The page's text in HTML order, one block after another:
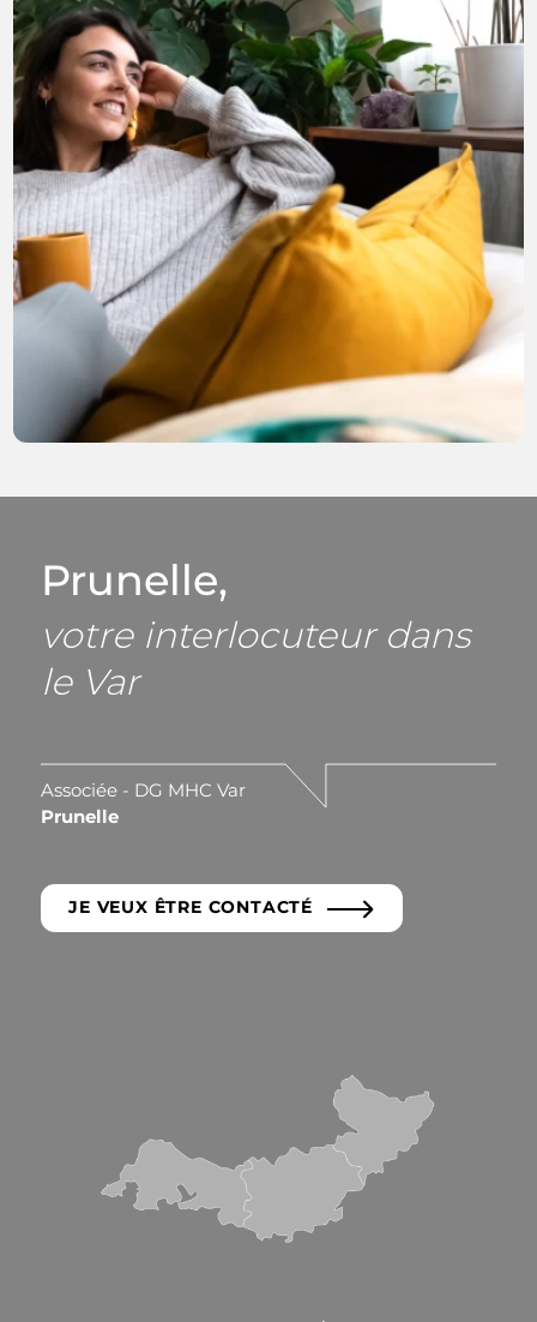
Prunelle,
votre interlocuteur dans
le Var
Associée - DG MHC Var
Prunelle
JE VEUX ÊTRE CONTACTÉ